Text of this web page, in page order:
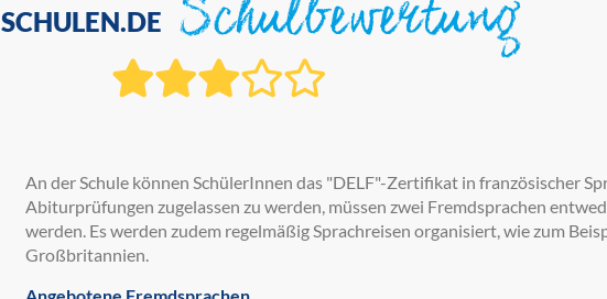
SCHULEN.DE Schulbewertung
An der Schule können SchülerInnen das "DELF"-Zertifikat in französischer
Abiturprüfungen zugelassen zu werden, müssen zwei Fremdsprachen
werden. Es werden zudem regelmäßig Sprachreisen organisiert, wie zum
Großbritannien.